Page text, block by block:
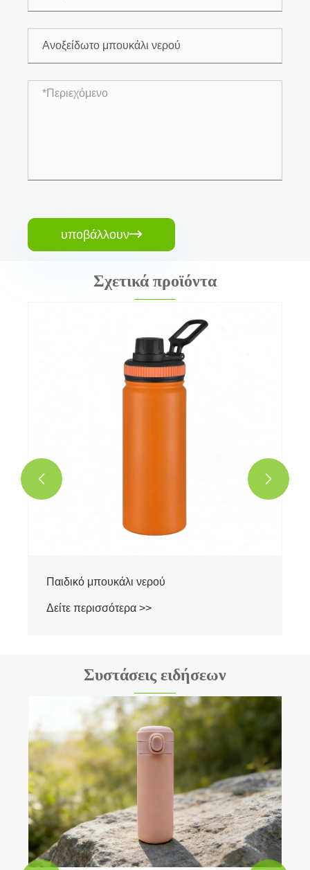
υποβάλλουν
Σχετικά προϊόντα
Παιδικό μπουκάλι νερού
Δείτε περισσότερα >>
 
Συστάσεις ειδήσεων